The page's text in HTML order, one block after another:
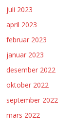
juli 2023
april 2023
februar 2023
januar 2023
desember 2022
oktober 2022
september 2022
mars 2022